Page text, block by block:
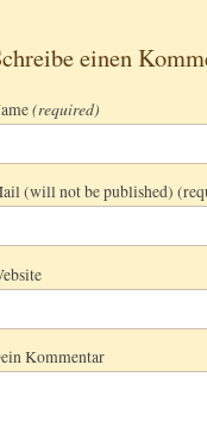
einen
(required)
(will not be published)
Kommentar